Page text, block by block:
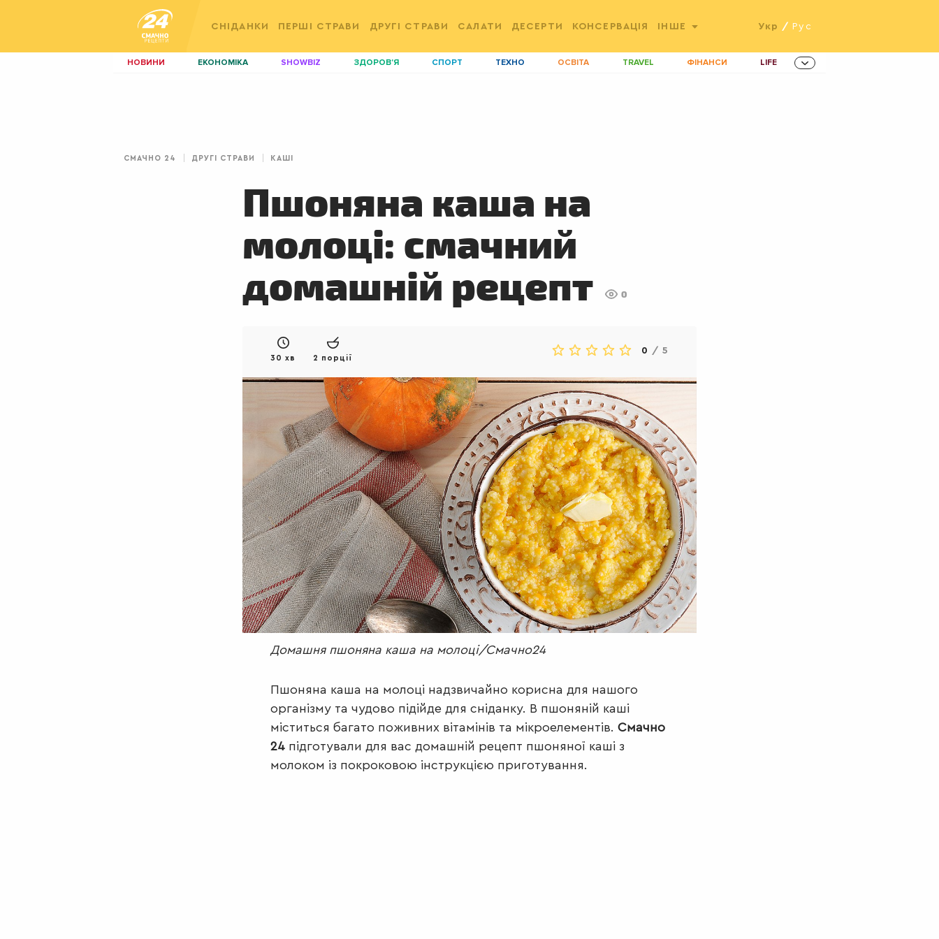
СНІДАНКИ ПЕРШІ СТРАВИ ДРУГІ СТРАВИ САЛАТИ ДЕСЕРТИ КОНСЕРВАЦІЯ ІНШЕ Укр / Рус
НОВИНИ ЕКОНОМІКА SHOWBIZ ЗДОРОВ'Я СПОРТ ТЕХНО ОСВІТА TRAVEL ФІНАНСИ LIFE
СМАЧНО 24 ДРУГІ СТРАВИ КАШІ
Пшоняна каша на
молоці: смачний
домашній рецепт
0
30 хв 2 порції
0 / 5
Домашня пшоняна каша на молоці/Смачно24
Пшоняна каша на молоці надзвичайно корисна для нашого
організму та чудово підійде для сніданку. В пшоняній каші
міститься багато поживних вітамінів та мікроелементів. Смачно
24 підготували для вас домашній рецепт пшоняної каші з
молоком із покроковою інструкцією приготування.